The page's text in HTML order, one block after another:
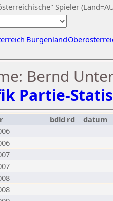
Spieler
Burgenland
Bernd
Partie-
bdld rd
datum